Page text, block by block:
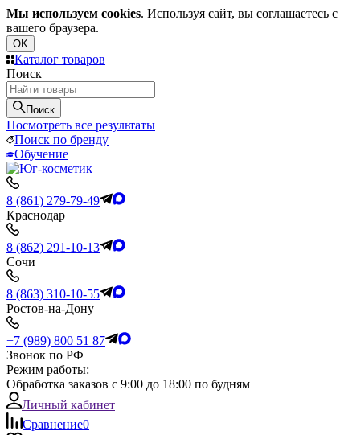
Мы используем cookies. Используя сайт, вы соглашаетесь с
вашего браузера.
OK
Каталог товаров
Поиск
Поиск
Посмотреть все результаты
Поиск по бренду
Обучение
8 (861) 279-79-49
Краснодар
8 (862) 291-10-13
Сочи
8 (863) 310-10-55
Ростов-на-Дону
+7 (989) 800 51 87
Звонок по РФ
Режим работы:
Обработка заказов с 9:00 до 18:00 по будням
Личный кабинет
Сравнение0